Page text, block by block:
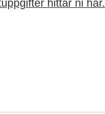
hittar ni här.